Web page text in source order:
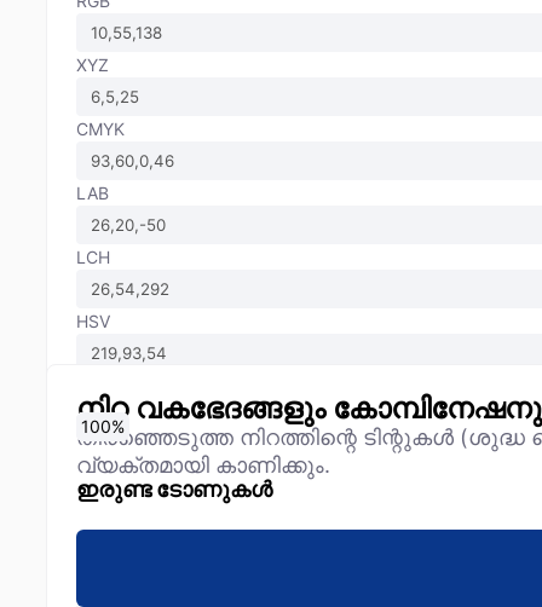
XYZ
CMYK
LAB
LCH
HSV
നിറ വകഭേദങ്ങളും
തിരഞ്ഞെടുത്ത നിറത്തിന്റെ ടിന്റുകൾ
വ്യക്തമായി കാണിക്കും.
ഇരുണ്ട ടോണുകൾ
0%
10%
20%
30%
40%
50%
60%
70%
80%
90%
100%